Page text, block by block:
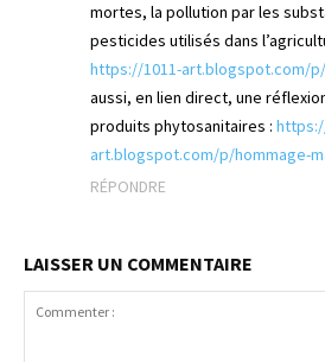
mortes, la pollution par les
pesticides utilisés dans
https://1011-art.blogspot.com/
aussi, en lien direct, une
produits phytosanitaires :
art.blogspot.com/p/hommage-
RÉPONDRE
LAISSER UN COMMENTAIRE